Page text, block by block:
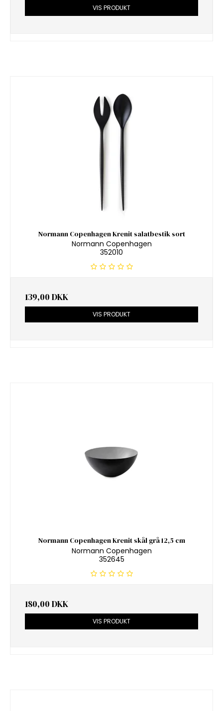
VIS PRODUKT
Normann Copenhagen Krenit salatbestik sort
Normann Copenhagen
352010
139,00 DKK
VIS PRODUKT
Normann Copenhagen Krenit skål grå 12,5 cm
Normann Copenhagen
352645
180,00 DKK
VIS PRODUKT